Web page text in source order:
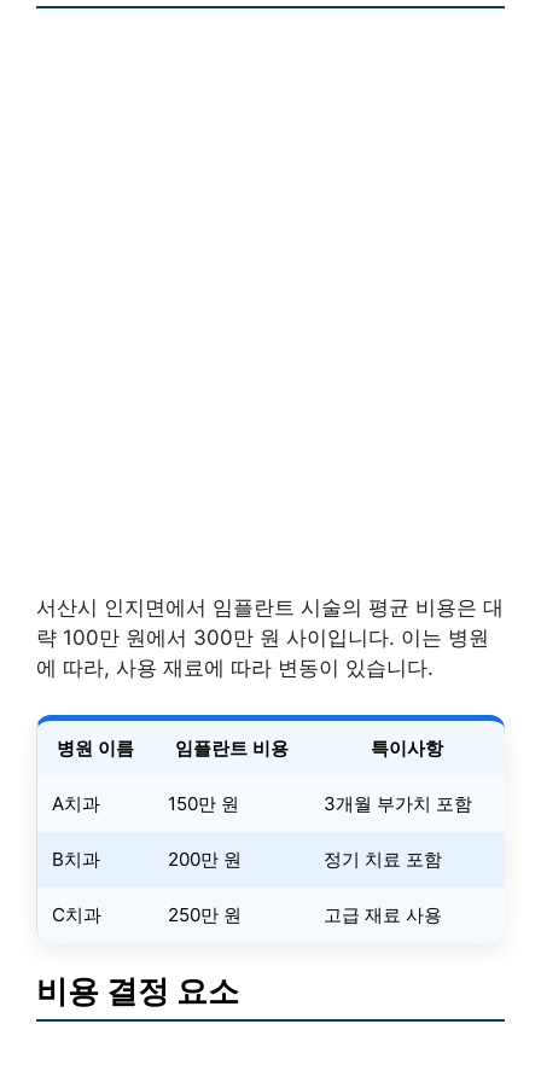
서산시 인지면에서 임플란트 시술의 평균 비용은 대
략 100만 원에서 300만 원 사이입니다. 이는 병원
에 따라, 사용 재료에 따라 변동이 있습니다.
병원 이름 임플란트 비용 특이사항
A치과 150만 원 3개월 부가치 포함
B치과 200만 원 정기 치료 포함
C치과 250만 원 고급 재료 사용
비용 결정 요소